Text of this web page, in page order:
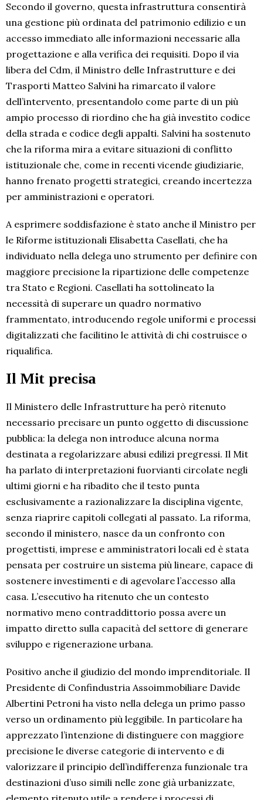
Secondo il governo, questa infrastruttura consentirà
una gestione più ordinata del patrimonio edilizio e un
accesso immediato alle informazioni necessarie alla
progettazione e alla verifica dei requisiti. Dopo il via
libera del Cdm, il Ministro delle Infrastrutture e dei
Trasporti Matteo Salvini ha rimarcato il valore
dell’intervento, presentandolo come parte di un più
ampio processo di riordino che ha già investito codice
della strada e codice degli appalti. Salvini ha sostenuto
che la riforma mira a evitare situazioni di conflitto
istituzionale che, come in recenti vicende giudiziarie,
hanno frenato progetti strategici, creando incertezza
per amministrazioni e operatori.
A esprimere soddisfazione è stato anche il Ministro per
le Riforme istituzionali Elisabetta Casellati, che ha
individuato nella delega uno strumento per definire con
maggiore precisione la ripartizione delle competenze
tra Stato e Regioni. Casellati ha sottolineato la
necessità di superare un quadro normativo
frammentato, introducendo regole uniformi e processi
digitalizzati che facilitino le attività di chi costruisce o
riqualifica.
Il Mit precisa
Il Ministero delle Infrastrutture ha però ritenuto
necessario precisare un punto oggetto di discussione
pubblica: la delega non introduce alcuna norma
destinata a regolarizzare abusi edilizi pregressi. Il Mit
ha parlato di interpretazioni fuorvianti circolate negli
ultimi giorni e ha ribadito che il testo punta
esclusivamente a razionalizzare la disciplina vigente,
senza riaprire capitoli collegati al passato. La riforma,
secondo il ministero, nasce da un confronto con
progettisti, imprese e amministratori locali ed è stata
pensata per costruire un sistema più lineare, capace di
sostenere investimenti e di agevolare l’accesso alla
casa. L’esecutivo ha ritenuto che un contesto
normativo meno contraddittorio possa avere un
impatto diretto sulla capacità del settore di generare
sviluppo e rigenerazione urbana.
Positivo anche il giudizio del mondo imprenditoriale. Il
Presidente di Confindustria Assoimmobiliare Davide
Albertini Petroni ha visto nella delega un primo passo
verso un ordinamento più leggibile. In particolare ha
apprezzato l’intenzione di distinguere con maggiore
precisione le diverse categorie di intervento e di
valorizzare il principio dell’indifferenza funzionale tra
destinazioni d’uso simili nelle zone già urbanizzate,